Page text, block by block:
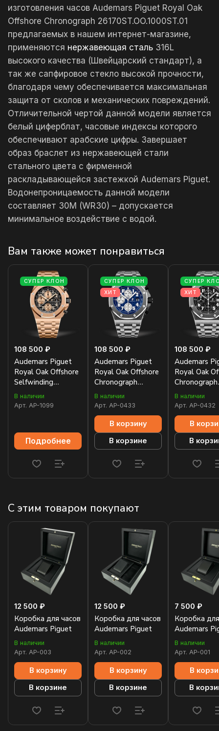
изготовления часов Audemars Piguet Royal Oak
Offshore Chronograph 26170ST.OO.1000ST.01
предлагаемых в нашем интернет-магазине,
применяются нержавеющая сталь 316L
высокого качества (Швейцарский стандарт), а
так же сапфировое стекло высокой прочности,
благодаря чему обеспечивается максимальная
защита от сколов и механических повреждений.
Отличительной чертой данной модели является
белый циферблат, часовые индексы которого
обеспечивают арабские цифры. Завершает
образ браслет из нержавеющей стали
стального цвета с фирменной
раскладывающейся застежкой Audemars Piguet.
Водонепроницаемость данной модели
составляет 30М (WR30) – допускается
минимальное воздействие с водой.
Вам также может понравиться
СУПЕР КЛОН
108 500 ₽
Audemars Piguet
Royal Oak Offshore
Selfwinding
Chronograph 42
mm
В наличии
Арт. AP-1099
Подробнее
СУПЕР КЛОН
ХИТ
108 500 ₽
Audemars Piguet
Royal Oak Offshore
Chronograph
26170ST.OO.1000ST.09
В наличии
Арт. AP-0433
В корзину
В корзине
СУПЕР
ХИТ
108 500 ₽
Audemars
Royal Oak
Chronograph
В наличии
Арт. AP-0432
В
В
С этим товаром покупают
12 500 ₽
Коробка для часов
Audemars Piguet
В наличии
Арт. AP-003
В корзину
В корзине
12 500 ₽
Коробка для часов
Audemars Piguet
В наличии
Арт. AP-002
В корзину
В корзине
7 500 ₽
Коробка
Audemars
В наличии
Арт. AP-001
В
В